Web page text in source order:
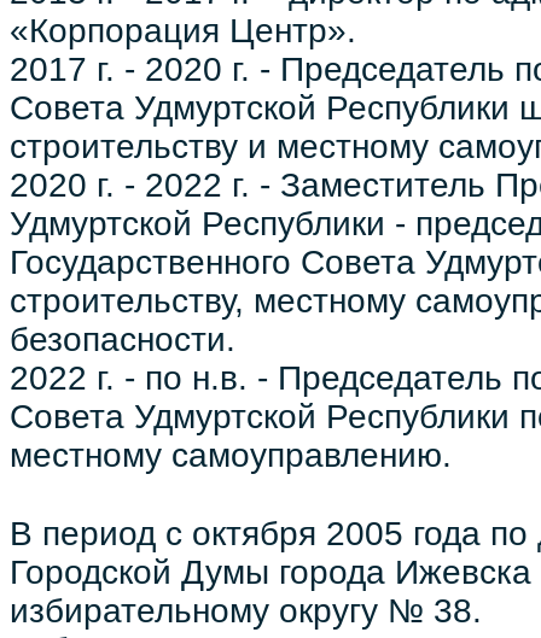
«Корпорация Центр».
2017 г. - 2020 г. - Председатель
Совета Удмуртской Республики
строительству и местному
2020 г. - 2022 г. - Заместитель
Удмуртской Республики -
Государственного Совета
строительству, местному
безопасности.
2022 г. - по н.в. - Председатель
Совета Удмуртской Республики
местному самоуправлению.
В период с октября 2005 года
Городской Думы города
избирательному округу № 38.